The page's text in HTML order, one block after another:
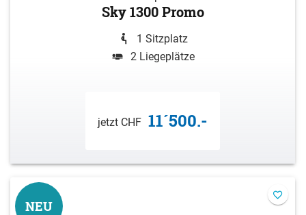
Sky 1300 Promo
1 Sitzplatz
2 Liegeplätze
jetzt CHF 11´500.-
NEU